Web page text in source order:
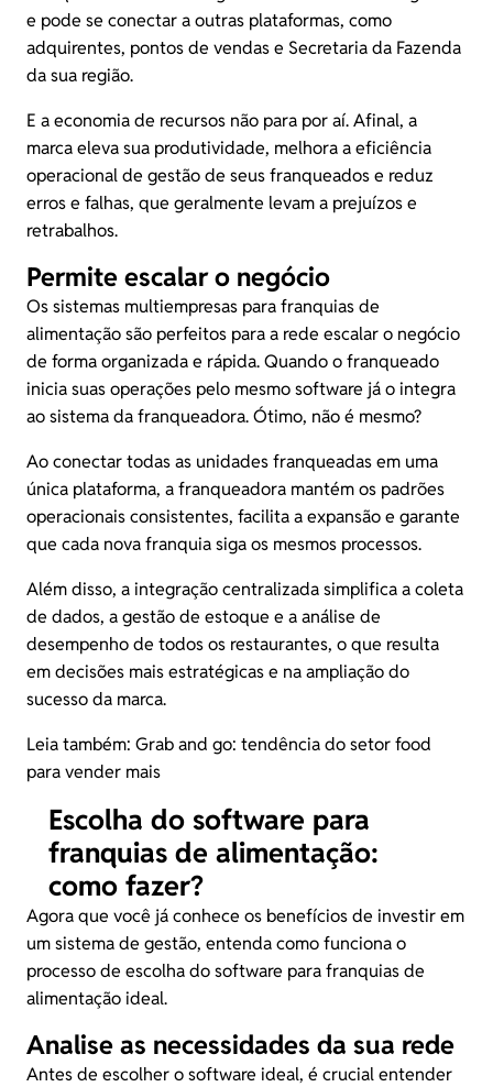
e pode se conectar a outras plataformas, como
adquirentes, pontos de vendas e Secretaria da Fazenda
da sua região.
E a economia de recursos não para por aí. Afinal, a
marca eleva sua produtividade, melhora a eficiência
operacional de gestão de seus franqueados e reduz
erros e falhas, que geralmente levam a prejuízos e
retrabalhos.
Permite escalar o negócio
Os sistemas multiempresas para franquias de
alimentação são perfeitos para a rede escalar o negócio
de forma organizada e rápida. Quando o franqueado
inicia suas operações pelo mesmo software já o integra
ao sistema da franqueadora. Ótimo, não é mesmo?
Ao conectar todas as unidades franqueadas em uma
única plataforma, a franqueadora mantém os padrões
operacionais consistentes, facilita a expansãoe garante
que cada nova franquia siga os mesmos processos.
Além disso, a integração centralizada simplifica a coleta
de dados, a gestão de estoque e a análise de
desempenho de todos os restaurantes, o que resulta
em decisões mais estratégicas e na ampliação do
sucesso da marca.
Leia também: Grab and go: tendência do setor food
para vender mais
Escolha do software para
franquias de alimentação:
como fazer?
Agora que você já conhece os benefícios de investir em
um sistema de gestão, entenda como funciona o
processo de escolha do software para franquias de
alimentação ideal.
Analise as necessidades da sua rede
Antes de escolher o software ideal, é crucial entender